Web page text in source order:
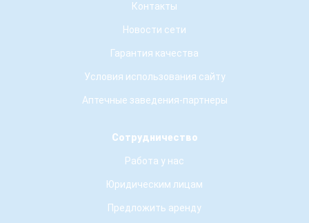
Контакты
Новости сети
Гарантия качества
Условия использования сайту
Аптечные заведения-партнеры
Сотрудничество
Работа у нас
Юридическим лицам
Предложить аренду